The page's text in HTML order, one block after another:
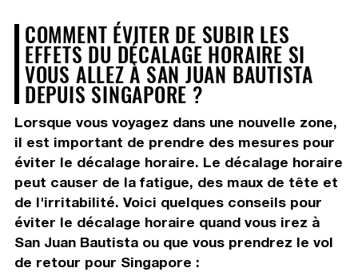
COMMENT ÉVITER DE SUBIR LES
EFFETS DU DÉCALAGE HORAIRE SI
VOUS ALLEZ À SAN JUAN BAUTISTA
DEPUIS SINGAPORE ?
Lorsque vous voyagez dans une nouvelle zone,
il est important de prendre des mesures pour
éviter le décalage horaire. Le décalage horaire
peut causer de la fatigue, des maux de tête et
de l'irritabilité. Voici quelques conseils pour
éviter le décalage horaire quand vous irez à
San Juan Bautista ou que vous prendrez le vol
de retour pour Singapore :